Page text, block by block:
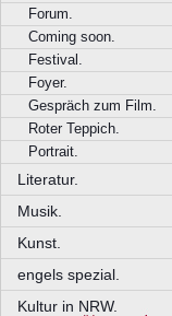
Forum.
Coming soon.
Festival.
Foyer.
Gespräch zum Film.
Roter Teppich.
Portrait.
Literatur.
Musik.
Kunst.
engels spezial.
Kultur in NRW.